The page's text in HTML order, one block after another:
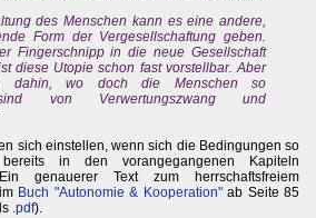
des Menschen kann es eine andere,
Form der Vergesellschaftung geben.
Fingerschnipp in die neue Gesellschaft
diese Utopie schon fast vorstellbar. Aber
dahin, wo doch die Menschen so
von Verwertungszwang und
sich einstellen, wenn sich die Bedingungen so
in den vorangegangenen Kapiteln
genauerer Text zum herrschaftsfreiem
Buch "Autonomie & Kooperation"ab Seite 85
.pdf).